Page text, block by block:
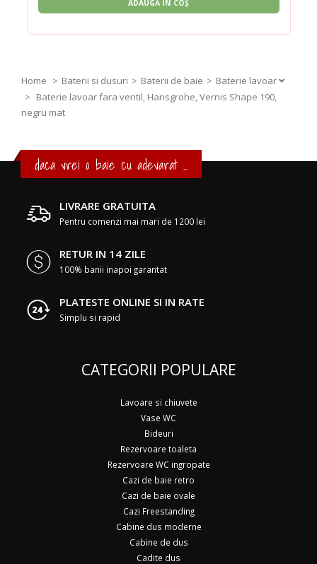
ADAUGĂ ÎN COȘ
Home Baterii si dusuri Baterii de baie
Baterie lavoar
> Baterie lavoar fara ventil, Hansgrohe, Vernis Shape 190,
negru mat
daca vrei o baie cu adevarat ...
LIVRARE GRATUITA
Pentru comenzi mai mari de 1200 lei
RETUR IN 14 ZILE
100% banii inapoi garantat
PLATESTE ONLINE SI IN RATE
Simplu si rapid
CATEGORII POPULARE
Lavoare si chiuvete
Vase WC
Bideuri
Rezervoare toaleta
Rezervoare WC ingropate
Cazi de baie retro
Cazi de baie ovale
Cazi Freestanding
Cabine dus moderne
Cabine de dus
Cadite dus